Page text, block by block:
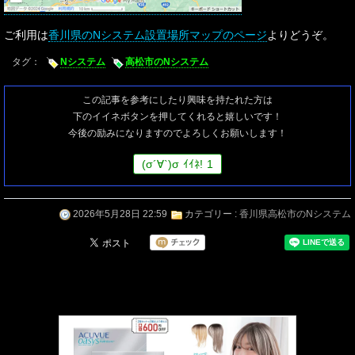
ご利用は香川県のNシステム設置場所マップのページよりどうぞ。
タグ： Nシステム 高松市のNシステム
この記事を参考にしたり興味を持たれた方は
下のイイネボタンを押してくれると嬉しいです！
今後の励みになりますのでよろしくお願いします！
(σ´∀`)σ ｲｲﾈ! 1
2026年5月28日 22:59 カテゴリー : 香川県高松市のNシステム